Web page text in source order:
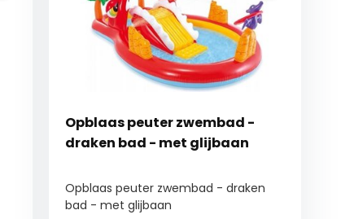
Opblaas peuter zwembad -
draken bad - met glijbaan
Opblaas peuter zwembad - draken
bad - met glijbaan